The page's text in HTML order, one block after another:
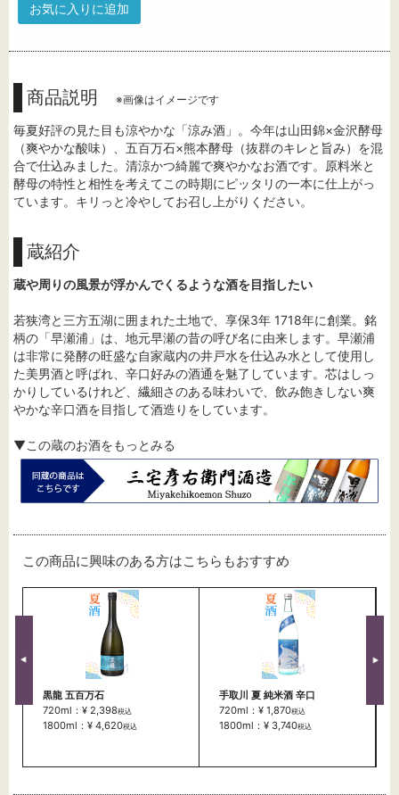
お気に入りに追加
商品説明 ※画像はイメージです
毎夏好評の見た目も涼やかな「涼み酒」。今年は山田錦×金沢酵母
（爽やかな酸味）、五百万石×熊本酵母（抜群のキレと旨み）を混
合で仕込みました。清涼かつ綺麗で爽やかなお酒です。原料米と
酵母の特性と相性を考えてこの時期にピッタリの一本に仕上がっ
ています。キリっと冷やしてお召し上がりください。
蔵紹介
蔵や周りの風景が浮かんでくるような酒を目指したい
若狭湾と三方五湖に囲まれた土地で、享保3年 1718年に創業。銘
柄の「早瀬浦」は、地元早瀬の昔の呼び名に由来します。早瀬浦
は非常に発酵の旺盛な自家蔵内の井戸水を仕込み水として使用し
た美男酒と呼ばれ、辛口好みの酒通を魅了しています。芯はしっ
かりしているけれど、繊細さのある味わいで、飲み飽きしない爽
やかな辛口酒を目指して酒造りをしています。
▼この蔵のお酒をもっとみる
この商品に興味のある方はこちらもおすすめ
黒龍 五百万石
720ml：¥ 2,398税込
1800ml：¥ 4,620税込
手取川 夏 純米酒 辛口
720ml：¥ 1,870税込
1800ml：¥ 3,740税込